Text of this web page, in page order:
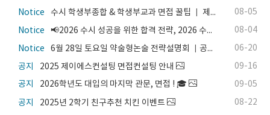
Notice
수시 학생부종합 & 학생부교과 면접 꿀팁 ㅣ 제이에스컨설팅 면접컨설팅 진행 안내
08-05
Notice
📢2026 수시 성공을 위한 합격 전략, 2026 수시지원전략컨설팅 진행 ! 📢[공부의정석학원 X 제이에스컨설팅]
08-04
Notice
6월 28일 토요일 약술형논술 전략설명회 ㅣ공부의정석학원 효원매탄관
06-20
공지
2025 제이에스컨설팅 면접컨설팅 안내
09-16
공지
2026학년도 대입의 마지막 관문, 면접 ! 🎓
09-05
공지
2025년 2학기 친구추천 치킨 이벤트
08-22